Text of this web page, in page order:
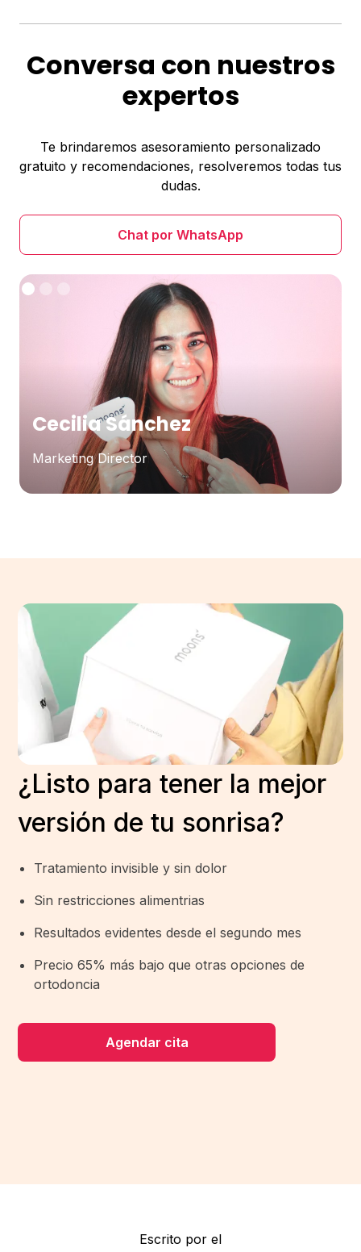
Conversa con nuestros
expertos
Te brindaremos asesoramiento personalizado
gratuito y recomendaciones, resolveremos todas tus
dudas.
Chat por WhatsApp
Cecilia Sánchez
Marketing Director
¿Listo para tener la mejor
versión de tu sonrisa?
Tratamiento invisible y sin dolor
Sin restricciones alimentrias
Resultados evidentes desde el segundo mes
Precio 65% más bajo que otras opciones de
ortodoncia
Agendar cita
Escrito por el